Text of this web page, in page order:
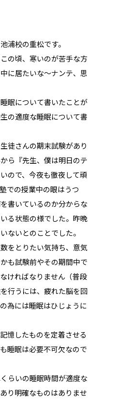
浦校の重松です。
の頃、寒いのが苦手な方
に居たいな～ナンテ、思
眠について書いたことが
の適度な睡眠について書
徒さんの期末試験があり
ら『先生、僕は明日のテ
ので、今夜も徹夜して頑
での授業中の眼はうつ
書いているのか分からな
る状態の様でした。昨晩
ないとのことでした。
をとりたい気持ち、意気
も試験前やその期間中で
ければなりません（普段
行うには、疲れた脳を回
為には睡眠はひじょうに
憶したものを定着させる
睡眠は必要不可欠なので
らいの睡眠時間が適度な
り明確なものはありませ